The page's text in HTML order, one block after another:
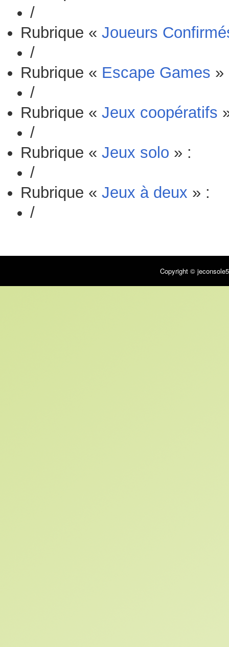
/
Rubrique « Joueurs
/
Rubrique « Escape Games »
/
Rubrique « Jeux coopératifs
/
Rubrique « Jeux solo » :
/
Rubrique « Jeux à deux » :
/
Copyright ©